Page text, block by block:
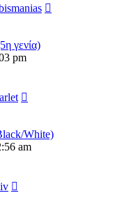
γενία)
pm
White)
am